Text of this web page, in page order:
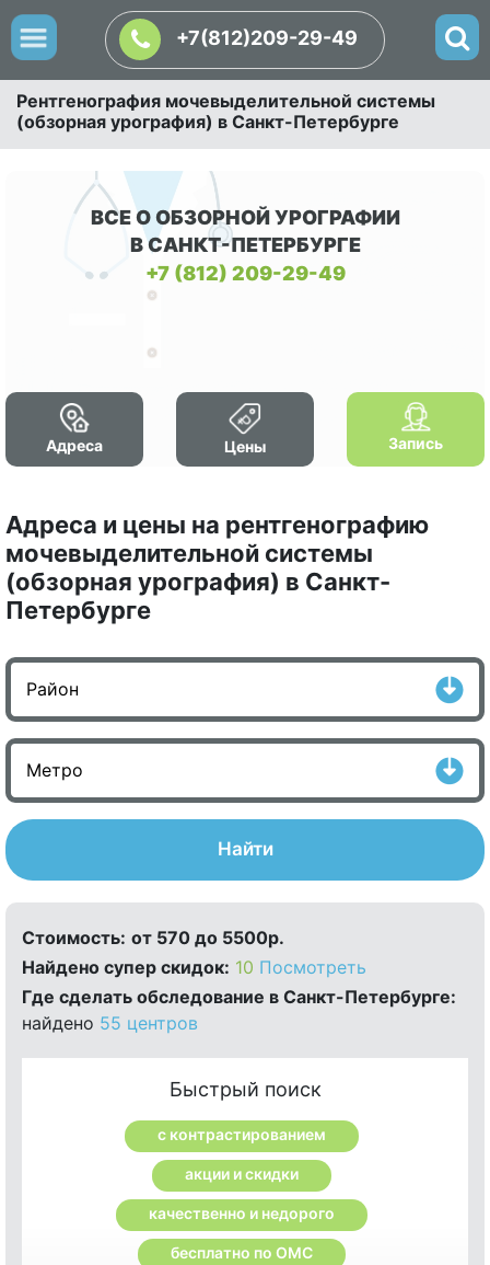
+7(812)209-29-49
Рентгенография мочевыделительной системы
(обзорная урография) в Санкт-Петербурге
ВСЕ О ОБЗОРНОЙ УРОГРАФИИ
В САНКТ-ПЕТЕРБУРГЕ
+7 (812) 209-29-49
Адреса Цены Запись
Адреса и цены на рентгенографию
мочевыделительной системы
(обзорная урография) в Санкт-
Петербурге
Найти
Стоимость: от 570 до 5500р.
Найдено cупер скидок: 10 Посмотреть
Где сделать обследование в Санкт-Петербурге:
найдено 55 центров
Быстрый поиск
с контрастированием
акции и скидки
качественно и недорого
бесплатно по ОМС